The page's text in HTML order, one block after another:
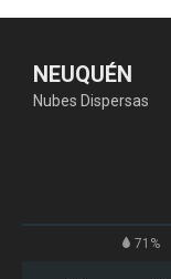
NEUQUÉN
Nubes Dispersas
71%